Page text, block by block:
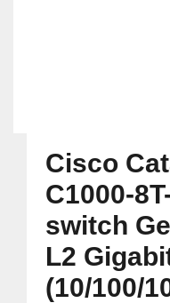
Cisco
C1000-
switch
L2
(10/100/